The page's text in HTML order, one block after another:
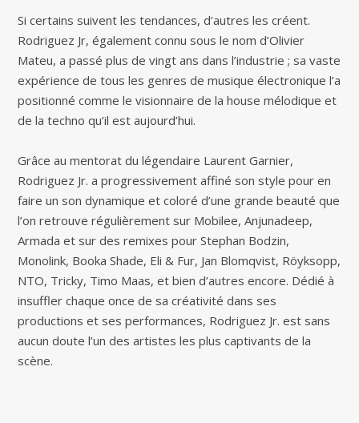
Si certains suivent les tendances, d’autres les créent.
Rodriguez Jr, également connu sous le nom d’Olivier
Mateu, a passé plus de vingt ans dans l’industrie ; sa vaste
expérience de tous les genres de musique électronique l’a
positionné comme le visionnaire de la house mélodique et
de la techno qu’il est aujourd’hui.
Grâce au mentorat du légendaire Laurent Garnier,
Rodriguez Jr. a progressivement affiné son style pour en
faire un son dynamique et coloré d’une grande beauté que
l’on retrouve régulièrement sur Mobilee, Anjunadeep,
Armada et sur des remixes pour Stephan Bodzin,
Monolink, Booka Shade, Eli & Fur, Jan Blomqvist, Röyksopp,
NTO, Tricky, Timo Maas, et bien d’autres encore. Dédié à
insuffler chaque once de sa créativité dans ses
productions et ses performances, Rodriguez Jr. est sans
aucun doute l’un des artistes les plus captivants de la
scène.